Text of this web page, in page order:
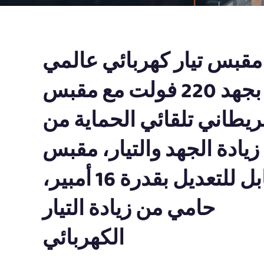
مقبس تيار كهربائي عالمي
بجهد 220 فولت مع مقبس
تلقائي الحماية من
زيادة الجهد والتيار، مقبس
قابل للتعديل بقدرة 16 أمبير،
حامي من زيادة التيار
الكهربائي